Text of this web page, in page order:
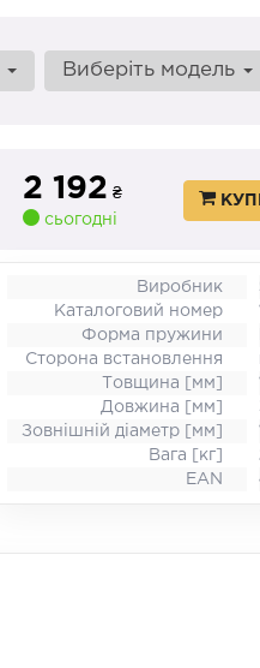
Виберіть модель
2 192 ₴
сьогодні
Виробник
Каталоговий номер
Форма пружини
Сторона встановлення
Товщина [мм]
Довжина [мм]
Зовнішній діаметр [мм]
Вага [кг]
EAN